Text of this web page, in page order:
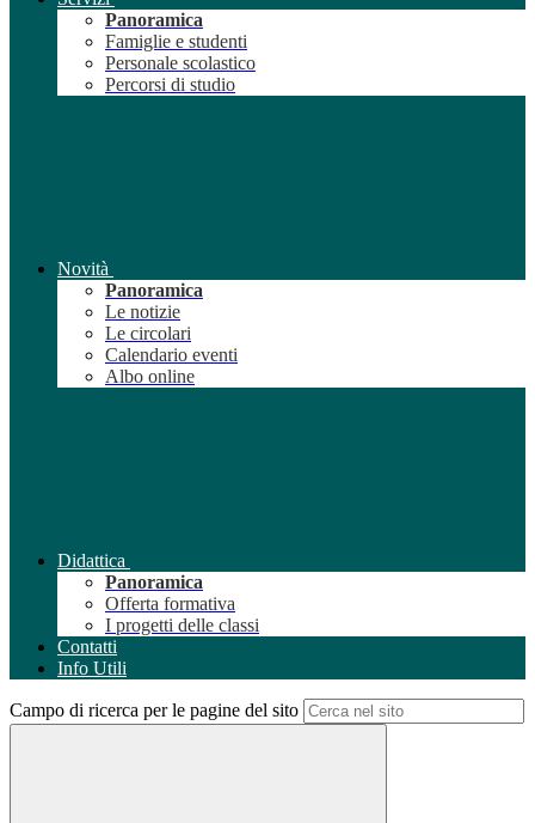
Panoramica
Famiglie e studenti
Personale scolastico
Percorsi di studio
Novità
Panoramica
Le notizie
Le circolari
Calendario eventi
Albo online
Didattica
Panoramica
Offerta formativa
I progetti delle classi
Contatti
Info Utili
Campo di ricerca per le pagine del sito